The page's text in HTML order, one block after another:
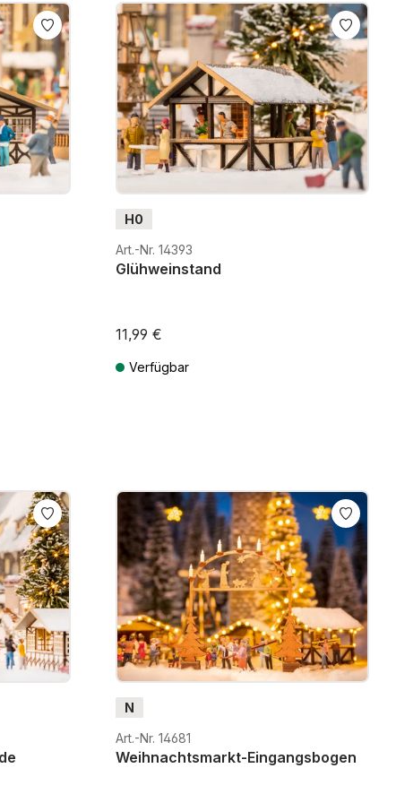
ein und werden schnell zum Blickfang.
H0
Art.-Nr. 14393
Glühweinstand
11,99 €
Verfügbar
N
Art.-Nr. 14681
Weihnachtsmarkt-Eingangsbogen